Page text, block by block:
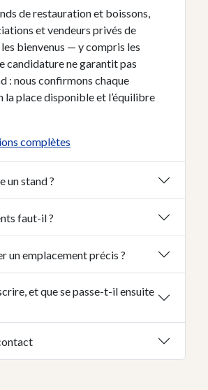
de restauration et boissons,
et vendeurs privés de
bienvenus — y compris les
candidature ne garantit pas
: nous confirmons chaque
la place disponible et l’équilibre
complètes
un stand ?
faut-il ?
un emplacement précis ?
et que se passe-t-il ensuite